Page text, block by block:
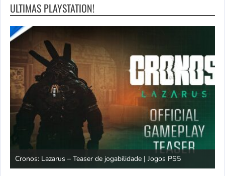
ULTIMAS PLAYSTATION!
Cronos: Lazarus – Teaser de jogabilidade | Jogos PS5